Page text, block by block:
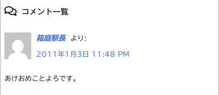
コメント一覧
箱庭駅長 より:
2011年1月3日 11:48 PM
あけおめことよろです。